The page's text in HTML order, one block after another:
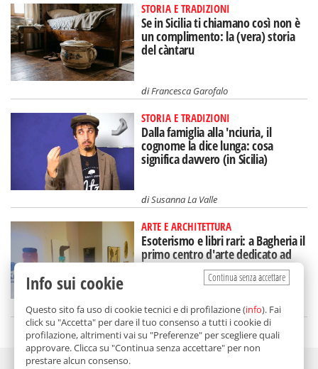
STORIA E TRADIZIONI
Se in Sicilia ti chiamano così non è
un complimento: la (vera) storia
del càntaru
diFrancesca Garofalo
STORIA E TRADIZIONI
Dalla famiglia alla 'nciuria, il
cognome la dice lunga: cosa
significa davvero (in Sicilia)
diSusanna La Valle
ARTE E ARCHITETTURA
Esoterismo e libri rari: a Bagheria il
primo centro d'arte dedicato ad
Aleister Crowley
diRedazione
Continua senza accettare
Info sui cookie
Questo sito fa uso di cookie tecnici e di profilazione (info). Fai
click su "Accetta" per dare il tuo consenso a tutti i cookie di
profilazione, altrimenti vai su "Preferenze" per scegliere quali
approvare. Clicca su "Continua senza accettare" per non
prestare alcun consenso.